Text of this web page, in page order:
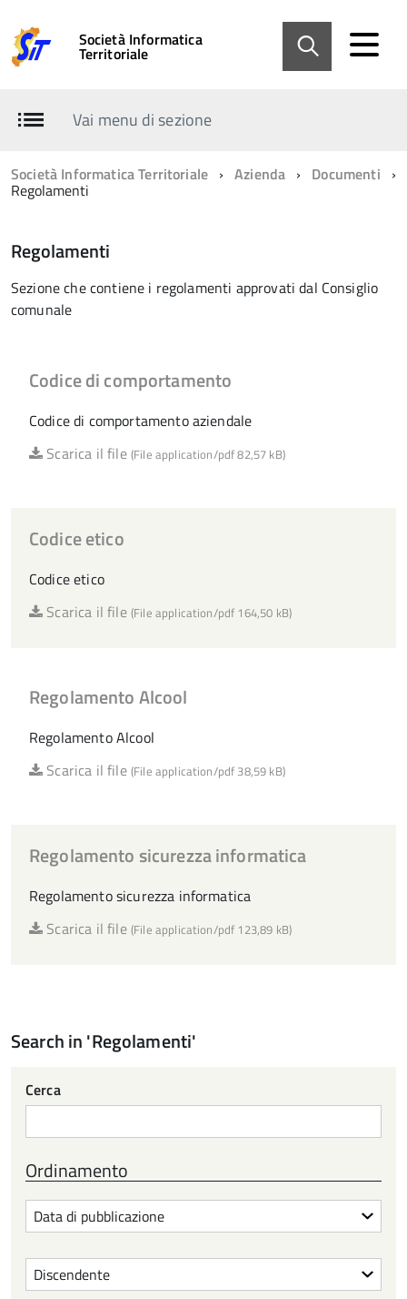
Società Informatica
Territoriale
Vai menu di sezione
Società Informatica Territoriale Azienda Documenti
Regolamenti
Regolamenti
Sezione che contiene i regolamenti approvati dal Consiglio
comunale
Codice di comportamento
Codice di comportamento aziendale
Scarica il file (File application/pdf 82,57 kB)
Codice etico
Codice etico
Scarica il file (File application/pdf 164,50 kB)
Regolamento Alcool
Regolamento Alcool
Scarica il file (File application/pdf 38,59 kB)
Regolamento sicurezza informatica
Regolamento sicurezza informatica
Scarica il file (File application/pdf 123,89 kB)
Search in 'Regolamenti'
Cerca
Ordinamento
Ordinamento
per
Ordinamento